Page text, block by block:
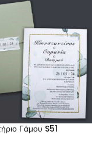
Γάμου S51